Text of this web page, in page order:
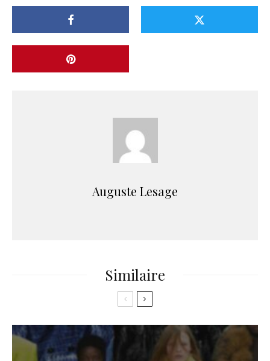
Auguste Lesage
Similaire